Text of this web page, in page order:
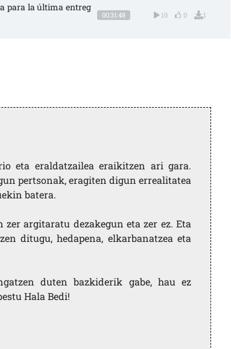
para la última entreg
00:31:48 10 0 1
eta eraldatzailea eraikitzen ari gara.
pertsonak, eragiten digun errealitatea
batera.
argitaratu dezakegun eta zer ez. Eta
ditugu, hedapena, elkarbanatzea eta
duten bazkiderik gabe, hau ez
Hala Bedi!